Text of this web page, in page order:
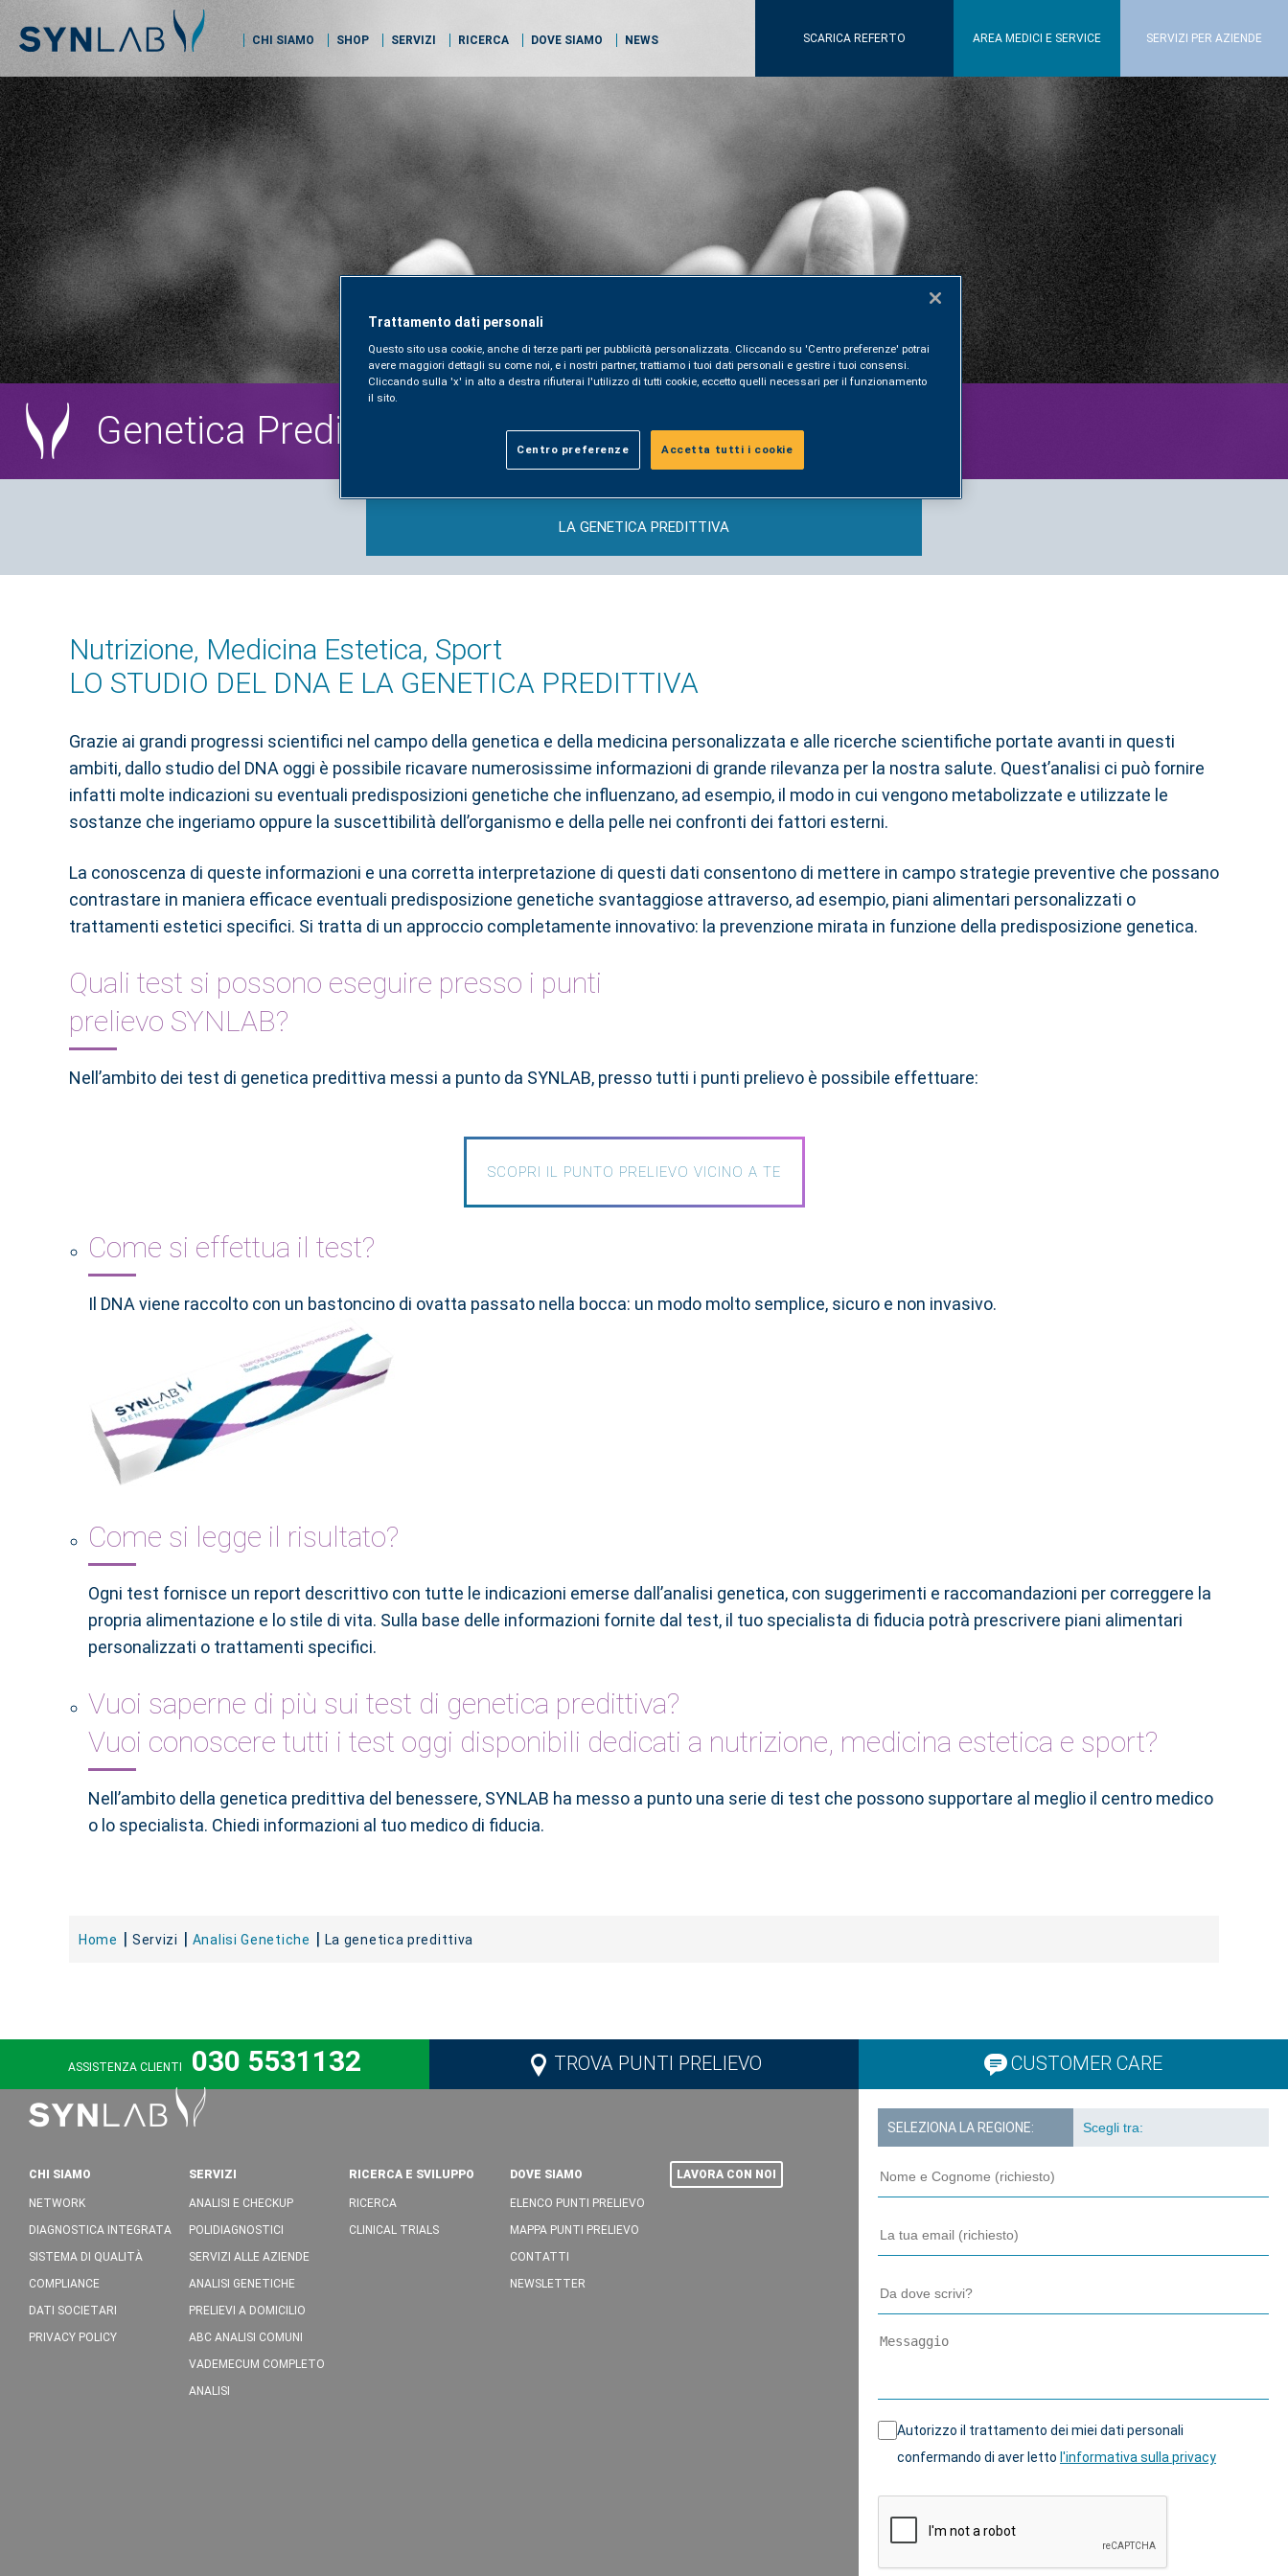
CHI SIAMO SHOP SERVIZI RICERCA DOVE SIAMO NEWS SCARICA REFERTO AREA MEDICI E SERVICE SERVIZI PER AZIENDE
Genetica Predittiva
LA GENETICA PREDITTIVA
Nutrizione, Medicina Estetica, Sport
LO STUDIO DEL DNA E LA GENETICA PREDITTIVA
Grazie ai grandi progressi scientifici nel campo della genetica e della medicina personalizzata e alle ricerche scientifiche portate avanti in questi
ambiti, dallo studio del DNA oggi è possibile ricavare numerosissime informazioni di grande rilevanza per la nostra salute. Quest’analisi ci può fornire
infatti molte indicazioni su eventuali predisposizioni genetiche che influenzano, ad esempio, il modo in cui vengono metabolizzate e utilizzate le
sostanze che ingeriamo oppure la suscettibilità dell’organismo e della pelle nei confronti dei fattori esterni.
La conoscenza di queste informazioni e una corretta interpretazione di questi dati consentono di mettere in campo strategie preventive che possano
contrastare in maniera efficace eventuali predisposizione genetiche svantaggiose attraverso, ad esempio, piani alimentari personalizzati o
trattamenti estetici specifici. Si tratta di un approccio completamente innovativo: la prevenzione mirata in funzione della predisposizione genetica.
Quali test si possono eseguire presso i punti
prelievo SYNLAB?
Nell’ambito dei test di genetica predittiva messi a punto da SYNLAB, presso tutti i punti prelievo è possibile effettuare:
SCOPRI IL PUNTO PRELIEVO VICINO A TE
Come si effettua il test?
Il DNA viene raccolto con un bastoncino di ovatta passato nella bocca: un modo molto semplice, sicuro e non invasivo.
Come si legge il risultato?
Ogni test fornisce un report descrittivo con tutte le indicazioni emerse dall’analisi genetica, con suggerimenti e raccomandazioni per correggere la
propria alimentazione e lo stile di vita. Sulla base delle informazioni fornite dal test, il tuo specialista di fiducia potrà prescrivere piani alimentari
personalizzati o trattamenti specifici.
Vuoi saperne di più sui test di genetica predittiva?
Vuoi conoscere tutti i test oggi disponibili dedicati a nutrizione, medicina estetica e sport?
Nell’ambito della genetica predittiva del benessere, SYNLAB ha messo a punto una serie di test che possono supportare al meglio il centro medico
o lo specialista. Chiedi informazioni al tuo medico di fiducia.
Home Servizi Analisi Genetiche La genetica predittiva
ASSISTENZA CLIENTI 030 5531132 TROVA PUNTI PRELIEVO CUSTOMER CARE
SELEZIONA LA REGIONE:
Autorizzo il trattamento dei miei dati personali
confermando di aver letto l'informativa sulla privacy
CHI SIAMO
NETWORK
DIAGNOSTICA INTEGRATA
SISTEMA DI QUALITÀ
COMPLIANCE
DATI SOCIETARI
PRIVACY POLICY
SERVIZI
ANALISI E CHECKUP
POLIDIAGNOSTICI
SERVIZI ALLE AZIENDE
ANALISI GENETICHE
PRELIEVI A DOMICILIO
ABC ANALISI COMUNI
VADEMECUM COMPLETO
ANALISI
RICERCA E SVILUPPO
RICERCA
CLINICAL TRIALS
DOVE SIAMO
ELENCO PUNTI PRELIEVO
MAPPA PUNTI PRELIEVO
CONTATTI
NEWSLETTER
LAVORA CON NOI
Trattamento dati personali
Questo sito usa cookie, anche di terze parti per pubblicità personalizzata. Cliccando su 'Centro preferenze' potrai
avere maggiori dettagli su come noi, e i nostri partner, trattiamo i tuoi dati personali e gestire i tuoi consensi.
Cliccando sulla 'x' in alto a destra rifiuterai l'utilizzo di tutti cookie, eccetto quelli necessari per il funzionamento
il sito.
Centro preferenze Accetta tutti i cookie